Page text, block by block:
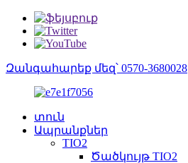
Զանգահարեք մեզ՝ 0570-3680028
տուն
Ապրանքներ
TIO2
Ծածկույթ TIO2